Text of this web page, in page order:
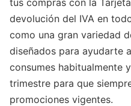
devolución del IVA en
como una gran variedad
diseñados para ayudarte
consumes habitualmente
trimestre para que
promociones vigentes.